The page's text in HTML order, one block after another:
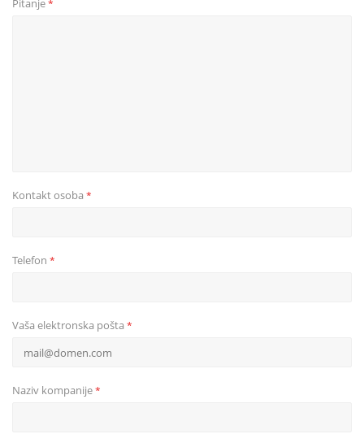
Pitanje*
Kontakt osoba *
Telefon *
Vaša elektronska pošta *
Naziv kompanije*